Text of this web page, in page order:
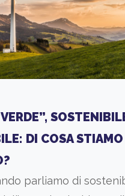
DI COSA STIAMO
parliamo di